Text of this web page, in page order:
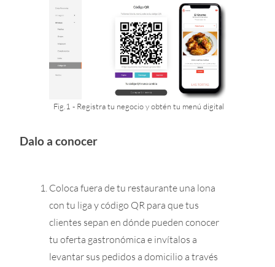
Fig.1 - Registra tu negocio y obtén tu menú digital
Dalo a conocer
Coloca fuera de tu restaurante una lona
con tu liga y código QR para que tus
clientes sepan en dónde pueden conocer
tu oferta gastronómica e invítalos a
levantar sus pedidos a domicilio a través